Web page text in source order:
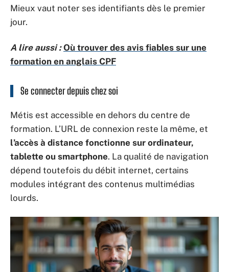
Mieux vaut noter ses identifiants dès le premier
jour.
A lire aussi : Où trouver des avis fiables sur une
formation en anglais CPF
Se connecter depuis chez soi
Métis est accessible en dehors du centre de
formation. L’URL de connexion reste la même, et
l’accès à distance fonctionne sur ordinateur,
tablette ou smartphone. La qualité de navigation
dépend toutefois du débit internet, certains
modules intégrant des contenus multimédias
lourds.